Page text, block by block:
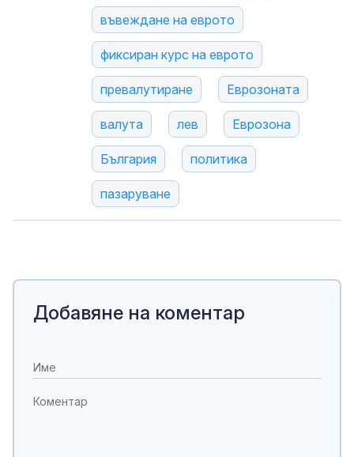
въвеждане на еврото
фиксиран курс на еврото
превалутиране Еврозоната
валута лев Еврозона
България политика
пазаруване
Добавяне на коментар